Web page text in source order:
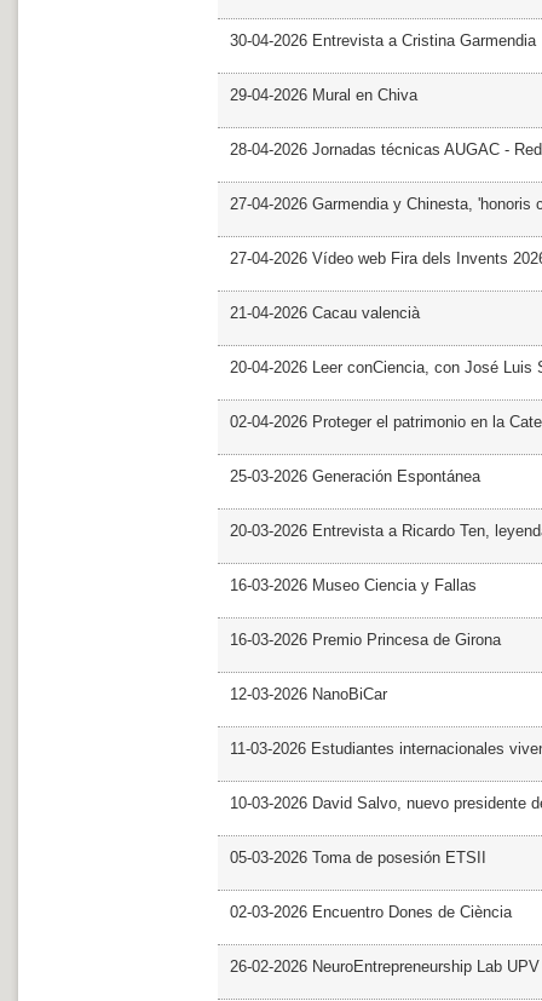
30-04-2026 Entrevista a Cristina Garmendia
29-04-2026 Mural en Chiva
28-04-2026 Jornadas técnicas AUGAC -
27-04-2026 Garmendia y Chinesta, 'honoris
27-04-2026 Vídeo web Fira dels Invents
21-04-2026 Cacau valencià
20-04-2026 Leer conCiencia, con José Luis
02-04-2026 Proteger el patrimonio en la
25-03-2026 Generación Espontánea
20-03-2026 Entrevista a Ricardo Ten,
16-03-2026 Museo Ciencia y Fallas
16-03-2026 Premio Princesa de Girona
12-03-2026 NanoBiCar
11-03-2026 Estudiantes internacionales
10-03-2026 David Salvo, nuevo presidente
05-03-2026 Toma de posesión ETSII
02-03-2026 Encuentro Dones de Ciència
26-02-2026 NeuroEntrepreneurship Lab UPV